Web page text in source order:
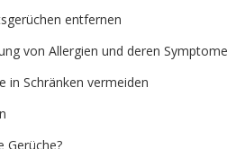
entfernen
von Allergien und deren Symptome
in Schränken vermeiden
Gerüche?